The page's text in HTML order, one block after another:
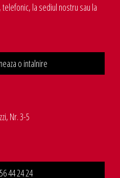
la sediul nostru sau la
o intalnire
Nr. 3-5
44 24 24